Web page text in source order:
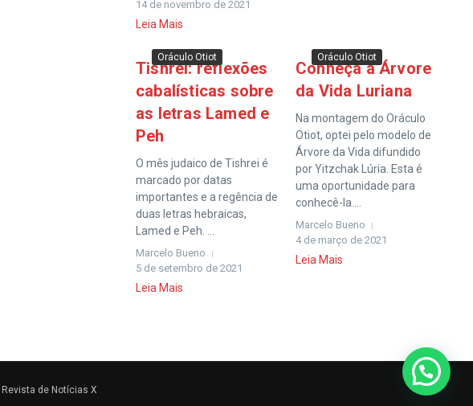
14 de novembro de 2021
Leia Mais
Oráculo Otiot
Tishrei: reflexões
cabalísticas sobre
as letras Lamed e
Peh
O mês judaico de Tishrei é
marcado por datas
importantes e a regência de
duas letras hebraicas,
Lamed e Peh. ...
Marcelo Bueno
5 de setembro de 2021
Leia Mais
Oráculo Otiot
Conheça a Árvore
da Vida Luriana
Na montagem do Oráculo
Otiot, optei pelo modelo de
Árvore da Vida difundido
por Yitzchak Lúria. Esta é
uma oportunidade para
conhecê-la....
Marcelo Bueno
4 de março de 2021
Leia Mais
Revista de Notícias X